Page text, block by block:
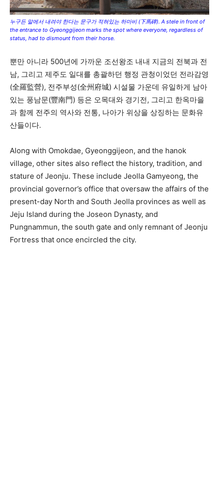
누구든 말에서 내려야 한다는 문구가 적혀있는 하마비 (下馬碑). A stele in front of
the entrance to Gyeonggijeon marks the spot where everyone, regardless of
status, had to dismount from their horse.
뿐만 아니라 500년에 가까운 조선왕조 내내 지금의 전북과 전
남, 그리고 제주도 일대를 총괄하던 행정 관청이었던 전라감영
(全羅監營), 전주부성(全州府城) 시설물 가운데 유일하게 남아
있는 풍남문(豐南門) 등은 오목대와 경기전, 그리고 한옥마을
과 함께 전주의 역사와 전통, 나아가 위상을 상징하는 문화유
산들이다.
Along with Omokdae, Gyeonggijeon, and the hanok
village, other sites also reflect the history, tradition, and
stature of Jeonju. These include Jeolla Gamyeong, the
provincial governor’s office that oversaw the affairs of the
present-day North and South Jeolla provinces as well as
Jeju Island during the Joseon Dynasty, and
Pungnammun, the south gate and only remnant of Jeonju
Fortress that once encircled the city.